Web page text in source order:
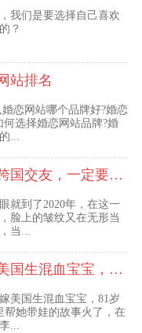
我们是要选择自己喜欢
？
站排名
恋网站哪个品牌好?婚恋
何选择婚恋网站品牌?婚
...
女人开始一段跨国交友，一定要问自己这几个问题
就到了2020年，在这一
脸上的皱纹又在无形当
当...
四川李燕远嫁美国生混血宝宝，这些跨国交友的真实故事可能你还没听过！
美国生混血宝宝，81岁
帮她带娃的故事火了，在
...